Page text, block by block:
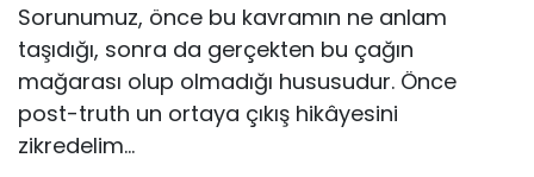
Sorunumuz, önce bu kavramın ne anlam
taşıdığı, sonra da gerçekten bu çağın
mağarası olup olmadığı hususudur. Önce
post-truth un ortaya çıkış hikâyesini
zikredelim…